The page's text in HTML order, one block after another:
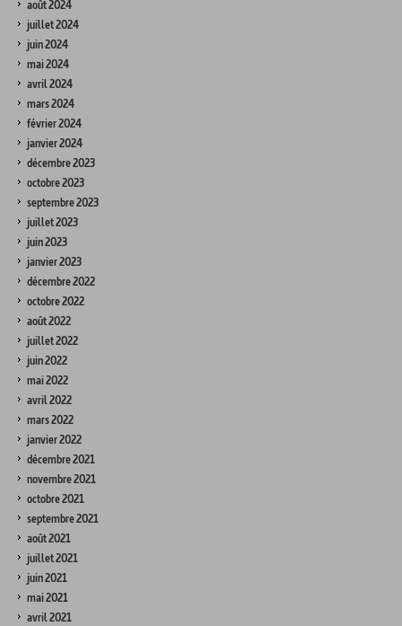
août 2024
juillet 2024
juin 2024
mai 2024
avril 2024
mars 2024
février 2024
janvier 2024
décembre 2023
octobre 2023
septembre 2023
juillet 2023
juin 2023
janvier 2023
décembre 2022
octobre 2022
août 2022
juillet 2022
juin 2022
mai 2022
avril 2022
mars 2022
janvier 2022
décembre 2021
novembre 2021
octobre 2021
septembre 2021
août 2021
juillet 2021
juin 2021
mai 2021
avril 2021